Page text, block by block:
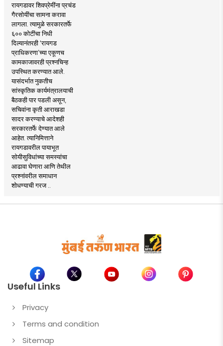
रायगडावर शिवप्रेमींना प्रचंड
गैरसोयींचा सामना करावा
लागला. त्यामुळे सरकारतर्फे
६०० कोटींचा निधी
दिल्यानंतरही ‘रायगड
प्राधिकरणा’च्या एकूणच
कामकाजावरही प्रश्नचिन्ह
उपस्थित करण्यात आले.
यासंदर्भात नुकतीच
सांस्कृतिक कार्यमंत्रालयाची
बैठकही पार पडली असून,
सचिवांना कृती आराखडा
सादर करण्याचे आदेशही
सरकारतर्फे देण्यात आले
आहेत. त्यानिमित्ताने
रायगडावरील पायाभूत
सोयीसुविधांच्या समस्यांचा
आढावा घेणारा आणि तेथील
प्रश्नांवरील समाधान
शोधण्याची गरज ..
Useful Links
Privacy
Terms and condition
Sitemap